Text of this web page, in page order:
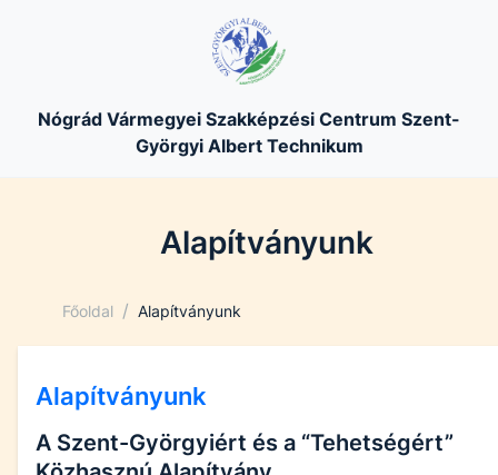
Nógrád Vármegyei Szakképzési Centrum Szent-
Györgyi Albert Technikum
Alapítványunk
Főoldal / Alapítványunk
Alapítványunk
A Szent-Györgyiért és a “Tehetségért”